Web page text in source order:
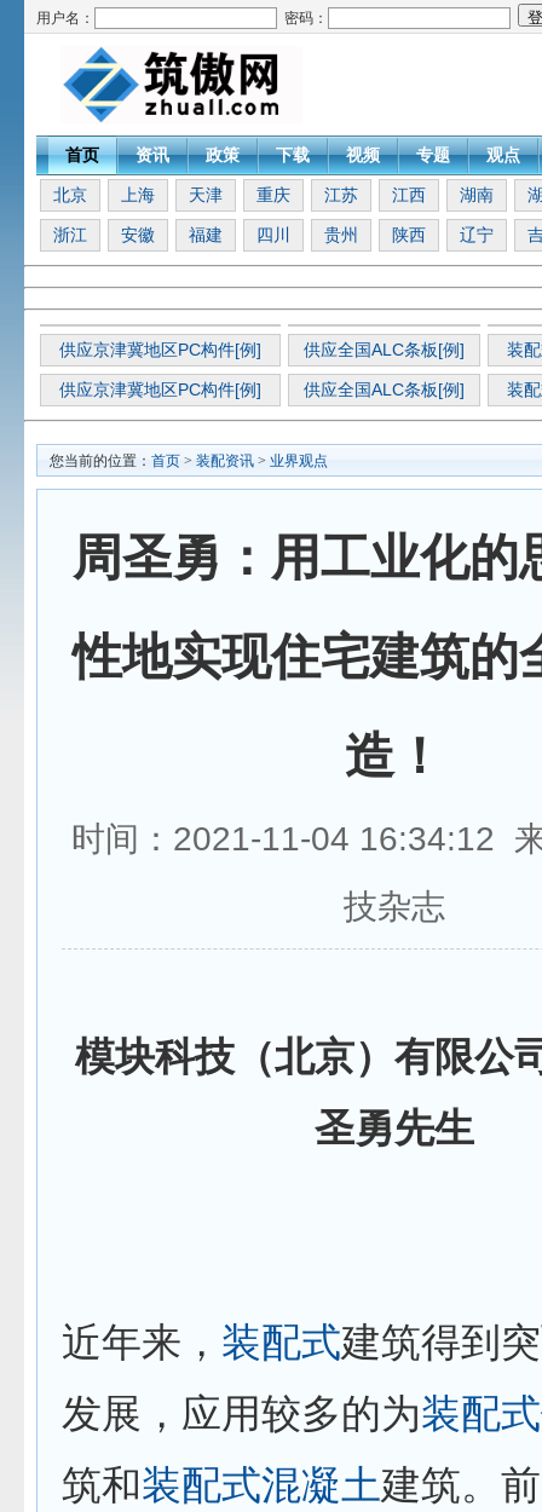
用户名： 密码：
首页 资讯 政策 下载 视频 专题 观点
北京 上海 天津 重庆 江苏 江西 湖南
浙江 安徽 福建 四川 贵州 陕西 辽宁
供应京津冀地区PC构件[例] 供应全国ALC条板[例] 装
供应京津冀地区PC构件[例] 供应全国ALC条板[例] 装
您当前的位置： 首页 > 装配资讯 > 业界观点
周圣勇：用工业化的
性地实现住宅建筑的
造！
时间：2021-11-04 16:34:12
技杂志
模块科技（北京）有限公
圣勇先生
近年来， 装配式建筑得到
发展，应用较多的为装配式
筑和装配式混凝土建筑。